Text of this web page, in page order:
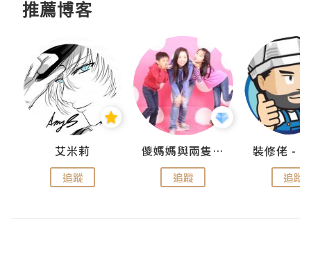
推薦博客
艾米莉
追蹤
儍媽媽與兩隻小魔怪之家
追蹤 追蹤